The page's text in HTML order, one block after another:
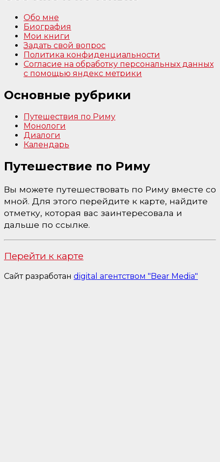
Обо мне
Биография
Мои книги
Задать свой вопрос
Политика конфиденциальности
Согласие на обработку персональных данных
с помощью яндекс метрики
Основные рубрики
Путешествия по Риму
Монологи
Диалоги
Календарь
Путешествие по Риму
Вы можете путешествовать по Риму вместе со
мной. Для этого перейдите к карте, найдите
отметку, которая вас заинтересовала и
дальше по ссылке.
Перейти к карте
Сайт разработан digital агентством "Bear Media"